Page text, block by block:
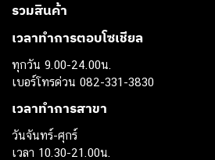
รวมสินค้า
เวลาทำการตอบโซเชียล
ทุกวัน 9.00-24.00น.
เบอร์โทรด่วน 082-331-3830
เวลาทำการสาขา
วันจันทร์-ศุกร์
เวลา 10.30-21.00น.